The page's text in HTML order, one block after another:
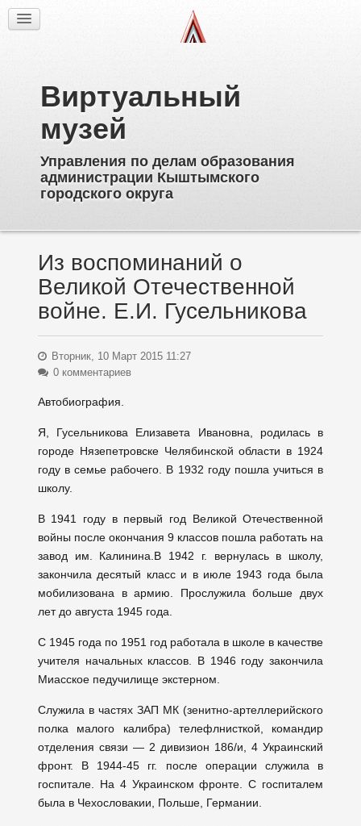
Виртуальный
музей
Управления по делам образования
администрации Кыштымского
городского округа
Об образовательных учреждениях
Директора
Ветераны образования
Известные выпускники
Пионерское движение
Из воспоминаний о
Великой Отечественной
войне. Е.И. Гусельникова
Вторник, 10 Март 2015 11:27
0 комментариев
Автобиография.
Я, Гусельникова Елизавета Ивановна, родилась в
городе Нязепетровске Челябинской области в 1924
году в семье рабочего. В 1932 году пошла учиться в
школу.
В 1941 году в первый год Великой Отечественной
войны после окончания 9 классов пошла работать на
завод им. Калинина.В 1942 г. вернулась в школу,
закончила десятый класс и в июле 1943 года была
мобилизована в армию. Прослужила больше двух
лет до августа 1945 года.
С 1945 года по 1951 год работала в школе в качестве
учителя начальных классов. В 1946 году закончила
Миасское педучилище экстерном.
Служила в частях ЗАП МК (зенитно-артеллерийского
полка малого калибра) телефлнисткой, командир
отделения связи — 2 дивизион 186/и, 4 Украинский
фронт. В 1944-45 гг. после операции служила в
госпитале. На 4 Украинском фронте. С госпиталем
была в Чехословакии, Польше, Германии.